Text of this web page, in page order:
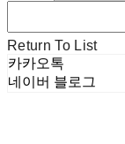
Return To List
카카오톡
네이버 블로그